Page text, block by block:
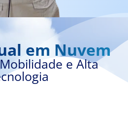
em Nuvem
e Alta